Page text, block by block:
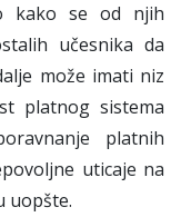
kako se od njih
učesnika da
može imati niz
platnog sistema
platnih
uticaje na
uopšte.